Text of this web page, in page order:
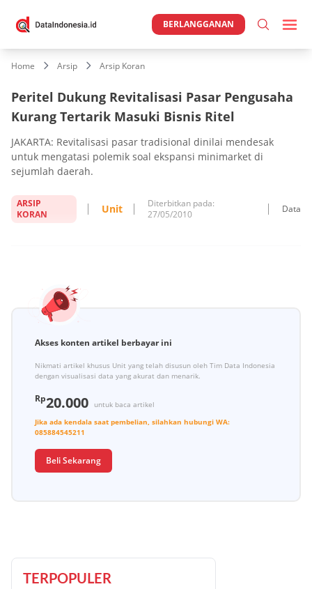
BERLANGGANAN
Home Arsip Arsip Koran
Peritel Dukung Revitalisasi Pasar Pengusaha
Kurang Tertarik Masuki Bisnis Ritel
JAKARTA: Revitalisasi pasar tradisional dinilai mendesak
untuk mengatasi polemik soal ekspansi minimarket di
sejumlah daerah.
ARSIP
KORAN
Unit
Diterbitkan pada:
27/05/2010
Data
Akses konten artikel berbayar ini
Nikmati artikel khusus Unit yang telah disusun oleh Tim Data Indonesia
dengan visualisasi data yang akurat dan menarik.
Rp20.000
untuk baca artikel
Jika ada kendala saat pembelian, silahkan hubungi WA:
085884545211
Beli Sekarang
TERPOPULER